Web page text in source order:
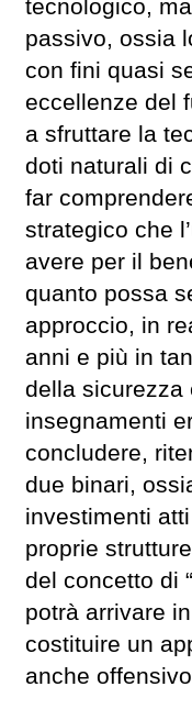
tecnologico,
passivo, ossia
con fini quasi
eccellenze del
a sfruttare la
doti naturali di
far
strategico che
avere per il
quanto possa
approccio, in
anni e più in
della sicurezza
insegnamenti
concludere,
due binari,
investimenti
proprie
del concetto di
potrà arrivare
costituire un
anche